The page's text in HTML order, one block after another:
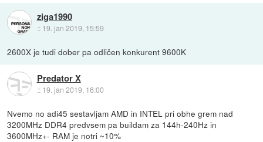
ziga1990
:: 19. jan 2019, 15:59
2600X je tudi dober pa odličen konkurent 9600K
Predator X
:: 19. jan 2019, 16:00
Nvemo no adi45 sestavljam AMD in INTEL pri obhe grem nad
3200MHz DDR4 predvsem pa buildam za 144h-240Hz in
3600MHz+- RAM je notri ~10%